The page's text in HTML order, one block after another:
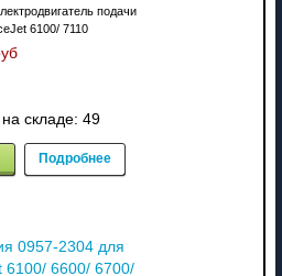
подачи
6100/ 7110
складе: 49
Подробнее
0957-2304 для
6100/ 6600/ 6700/